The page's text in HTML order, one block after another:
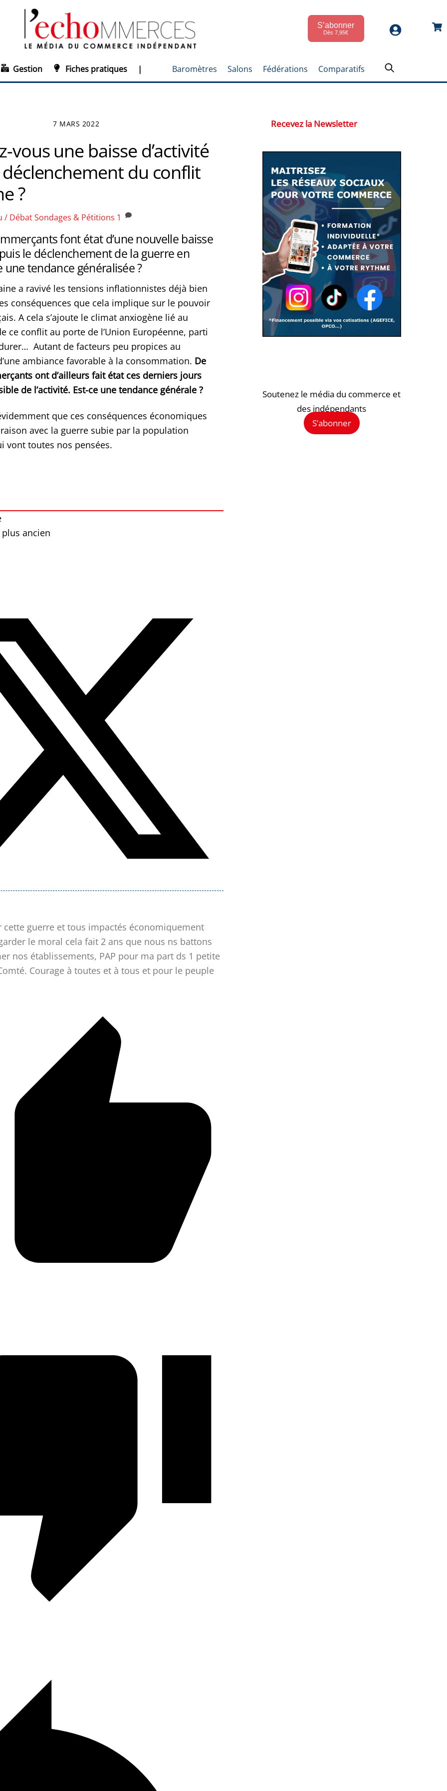
S’abonner
Dès 7,95€
Gestion Fiches pratiques | Baromètres Salons Fédérations Comparatifs
7 MARS 2022
vous une baisse d’activité
du conflit
?
/ Débat Sondages & Pétitions 1
font état d’une nouvelle baisse
le déclenchement de la guerre en
une tendance généralisée ?
a ravivé les tensions inflationnistes déjà bien
conséquences que cela implique sur le pouvoir
A cela s’ajoute le climat anxiogène lié au
ce conflit au porte de l’Union Européenne, parti
Autant de facteurs peu propices au
ambiance favorable à la consommation. De
ont d’ailleurs fait état ces derniers jours
de l’activité. Est-ce une tendance générale ?
que ces conséquences économiques
avec la guerre subie par la population
vont toutes nos pensées.
plus ancien
cette guerre et tous impactés économiquement
le moral cela fait 2 ans que nous ns battons
nos établissements, PAP pour ma part ds 1 petite
Courage à toutes et à tous et pour le peuple
Recevez la Newsletter
Soutenez le média du commerce et
des indépendants
S’abonner